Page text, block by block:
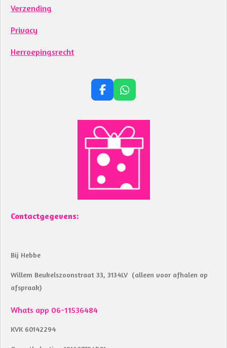
Verzending
Privacy
Herroepingsrecht
F
e
b
o
o
k
W
t
s
A
p
p
Contactgegevens:
Bij Hebbe
Willem Beukelszoonstraat 33, 3134LV (alleen voor afhalen op
afspraak)
Whats app 06-11536484
KVK 60142294